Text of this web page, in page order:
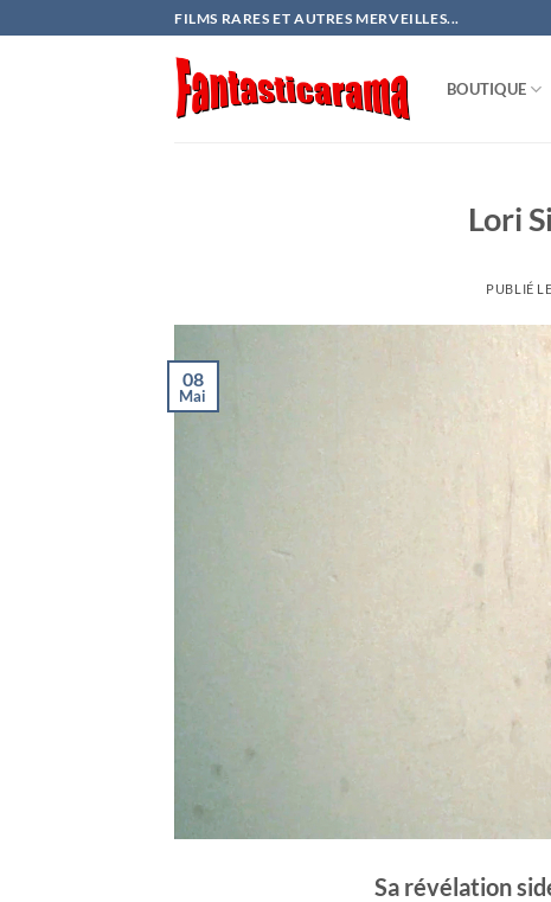
au
FILMS RARES ET AUTRES MERVEILLES...
BOUTIQUE
Lori
PUBLIÉ LE
08
Mai
Sa révélation